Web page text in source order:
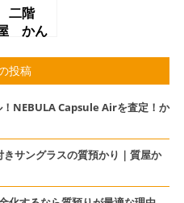
二階
かん
急田園
賀駅か
のお客
取させ
した）
投稿
NEBULA Capsule Airを査定！か
きサングラスの質預かり｜質屋か